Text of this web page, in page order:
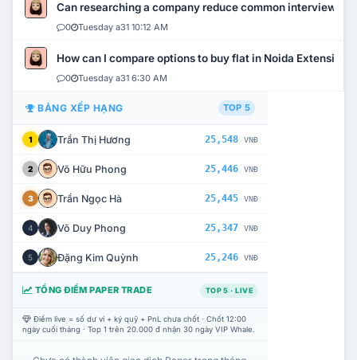
Can researching a company reduce common interview
0 Tuesday a31 10:12 AM
How can I compare options to buy flat in Noida Extension?
0 Tuesday a31 6:30 AM
BẢNG XẾP HẠNG TOP 5
1 Trần Thị Hương 25,548 VNĐ
2 Võ Hữu Phong 25,446 VNĐ
3 Trần Ngọc Hà 25,445 VNĐ
4 Võ Duy Phong 25,347 VNĐ
5 Đặng Kim Quỳnh 25,246 VNĐ
TỔNG ĐIỂM PAPER TRADE TOP 5 · LIVE
Điểm live = số dư ví + ký quỹ + PnL chưa chốt · Chốt 12:00
ngày cuối tháng · Top 1 trên 20.000 đ nhận 30 ngày VIP Whale.